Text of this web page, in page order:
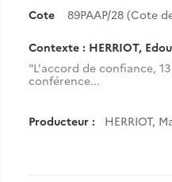
Cote 89PAAP/28 (Cote
Contexte : HERRIOT,
"L'accord de confiance,
conférence...
Producteur : HERRIOT,